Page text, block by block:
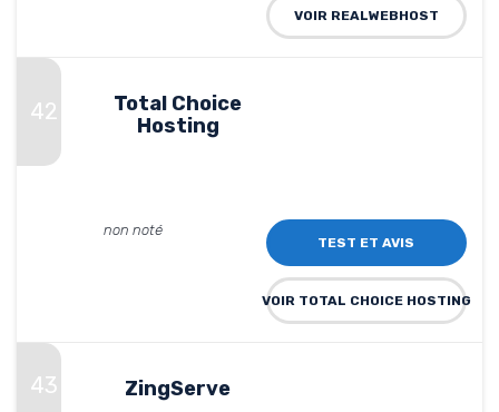
VOIR REALWEBHOST
42
Total Choice
Hosting
non noté
TEST ET AVIS
VOIR TOTAL CHOICE HOSTING
43 ZingServe